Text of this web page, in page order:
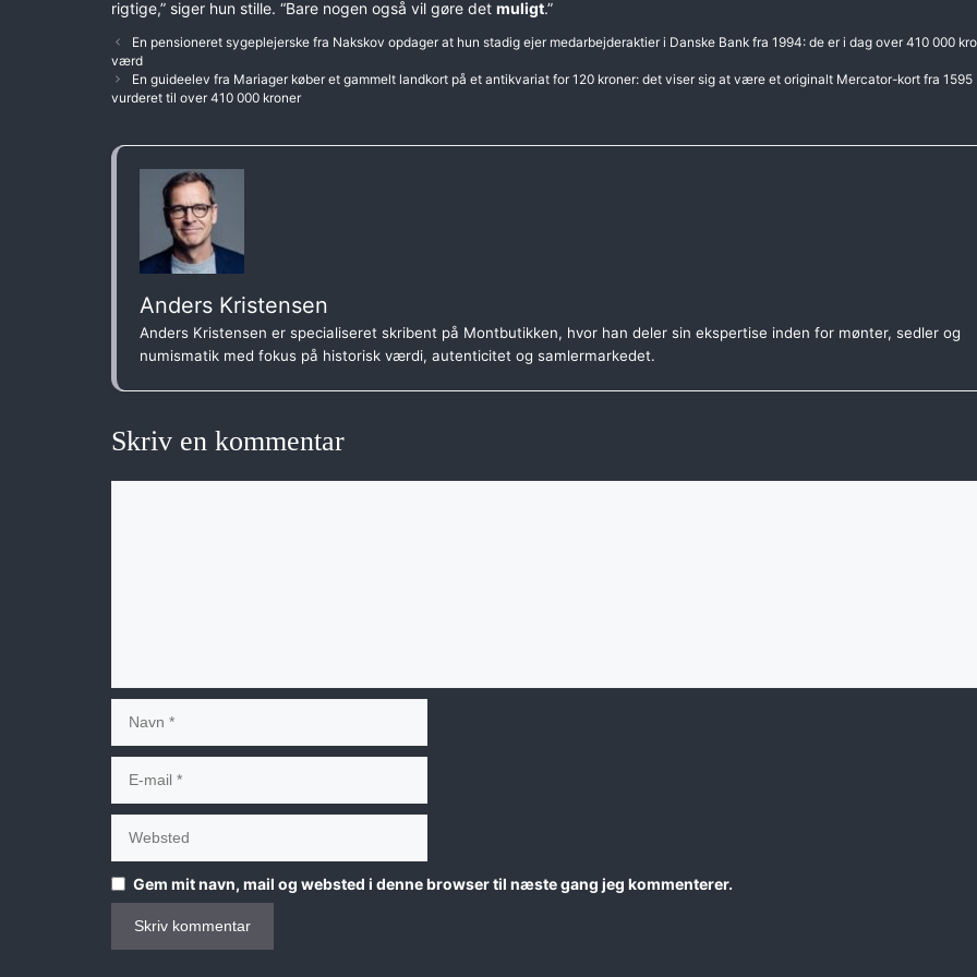
rigtige,” siger hun stille. “Bare nogen også vil gøre det muligt.”
En pensioneret sygeplejerske fra Nakskov opdager at hun stadig ejer medarbejderaktier i Danske Bank fra 1994: de er i dag over 410 000
værd
En guideelev fra Mariager køber et gammelt landkort på et antikvariat for 120 kroner: det viser sig at være et originalt Mercator-kort fra 1595
vurderet til over 410 000 kroner
Anders Kristensen
Anders Kristensen er specialiseret skribent på Montbutikken, hvor han deler sin ekspertise inden for mønter, sedler og
numismatik med fokus på historisk værdi, autenticitet og samlermarkedet.
Skriv en kommentar
mail
Gem mit navn, mail og websted i denne browser til næste gang jeg kommenterer.